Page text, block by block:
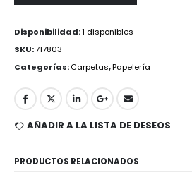
Disponibilidad:1 disponibles
SKU:717803
Categorías:Carpetas,Papelería
AÑADIR A LA LISTA DE DESEOS
PRODUCTOS RELACIONADOS